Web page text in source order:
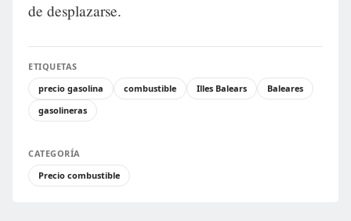
de desplazarse.
ETIQUETAS
precio gasolina
combustible Illes Balears
Baleares
gasolineras
CATEGORÍA
Precio combustible